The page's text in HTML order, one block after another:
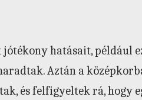
hatásait, például
Aztán a
és felfigyeltek rá, hogy